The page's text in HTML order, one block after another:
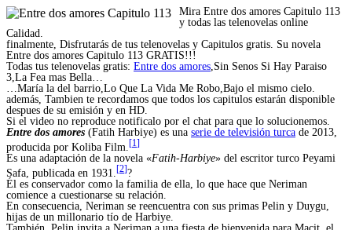
Mira Entre dos amores Capitulo 113
y todas las telenovelas online
Calidad.
finalmente, Disfrutarás de tus telenovelas y Capitulos gratis. Su novela
Entre dos amores Capitulo 113 GRATIS!!!
Todas tus telenovelas gratis: Entre dos amores,Sin Senos Si Hay Paraiso
3,La Fea mas Bella…
…María la del barrio,Lo Que La Vida Me Robo,Bajo el mismo cielo.
además, Tambien te recordamos que todos los capitulos estarán disponible
despues de su emisión y en HD.
Si el video no reproduce notificalo por el chat para que lo solucionemos.
Entre dos amores (Fatih Harbiye) es una serie de televisión turca de 2013,
producida por Koliba Film.
1
Es una adaptación de la novela «Fatih-Harbiye» del escritor turco Peyami
Safa, publicada en 1931. [2]?
Él es conservador como la familia de ella, lo que hace que Neriman
comience a cuestionarse su relación.
En consecuencia, Neriman se reencuentra con sus primas Pelin y Duygu,
hijas de un millonario tío de Harbiye.